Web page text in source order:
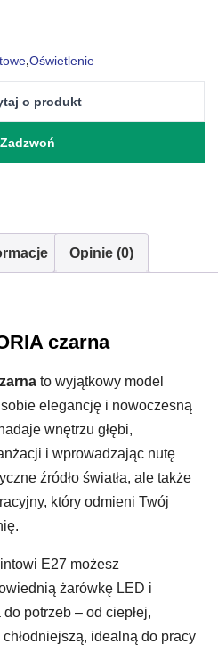
,Oświetlenie
o produkt
Zadzwoń
Opinie (0)
czarna
to wyjątkowy model
elegancję i nowoczesną
wnętrzu głębi,
i wprowadzając nutę
źródło światła, ale także
który odmieni Twój
E27 możesz
żarówkę LED i
potrzeb – od ciepłej,
idealną do pracy